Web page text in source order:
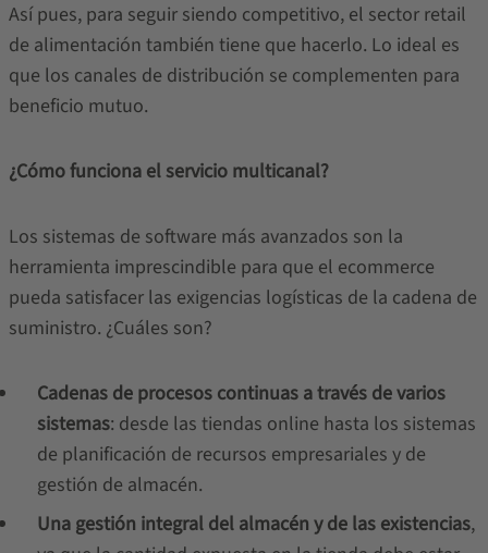
Así pues, para seguir siendo competitivo, el sector retail
de alimentación también tiene que hacerlo. Lo ideal es
que los canales de distribución se complementen para
beneficio mutuo.
¿Cómo funciona el servicio multicanal?
Los sistemas de software más avanzados son la
herramienta imprescindible para que el ecommerce
pueda satisfacer las exigencias logísticas de la cadena de
suministro. ¿Cuáles son?
Cadenas de procesos continuas a través de varios
sistemas: desde las tiendas online hasta los sistemas
de planificación de recursos empresariales y de
gestión de almacén.
Una gestión integral del almacén y de las existencias,